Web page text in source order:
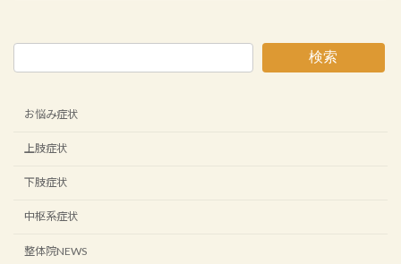
検索
お悩み症状
上肢症状
下肢症状
中枢系症状
整体院NEWS